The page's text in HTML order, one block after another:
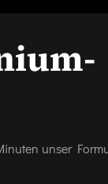
unser